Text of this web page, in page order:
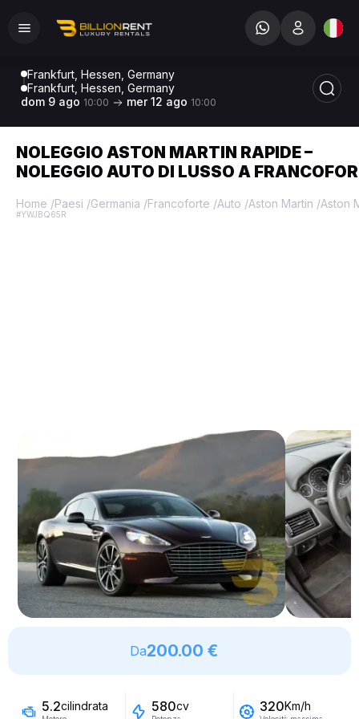
Frankfurt, Hessen, Germany
Frankfurt, Hessen, Germany
dom 9 ago 10:00 mer 12 ago 10:00
NOLEGGIO ASTON MARTIN RAPIDE –
NOLEGGIO AUTO DI LUSSO A
Home /Paesi /Germania /Francoforte /Auto /Aston Martin /Aston
#YWJBQ65R
Da200.00 €
5.2cilindrata 580cv 320Km/h